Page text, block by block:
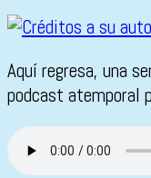
Aquí regresa, una
podcast atemporal